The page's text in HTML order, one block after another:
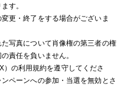
す。
更・終了をする場合がございま
写真について肖像権の第三者の権
責任を負いません。
）の利用規約を遵守してくださ
ペーンへの参加・当選を無効とさ